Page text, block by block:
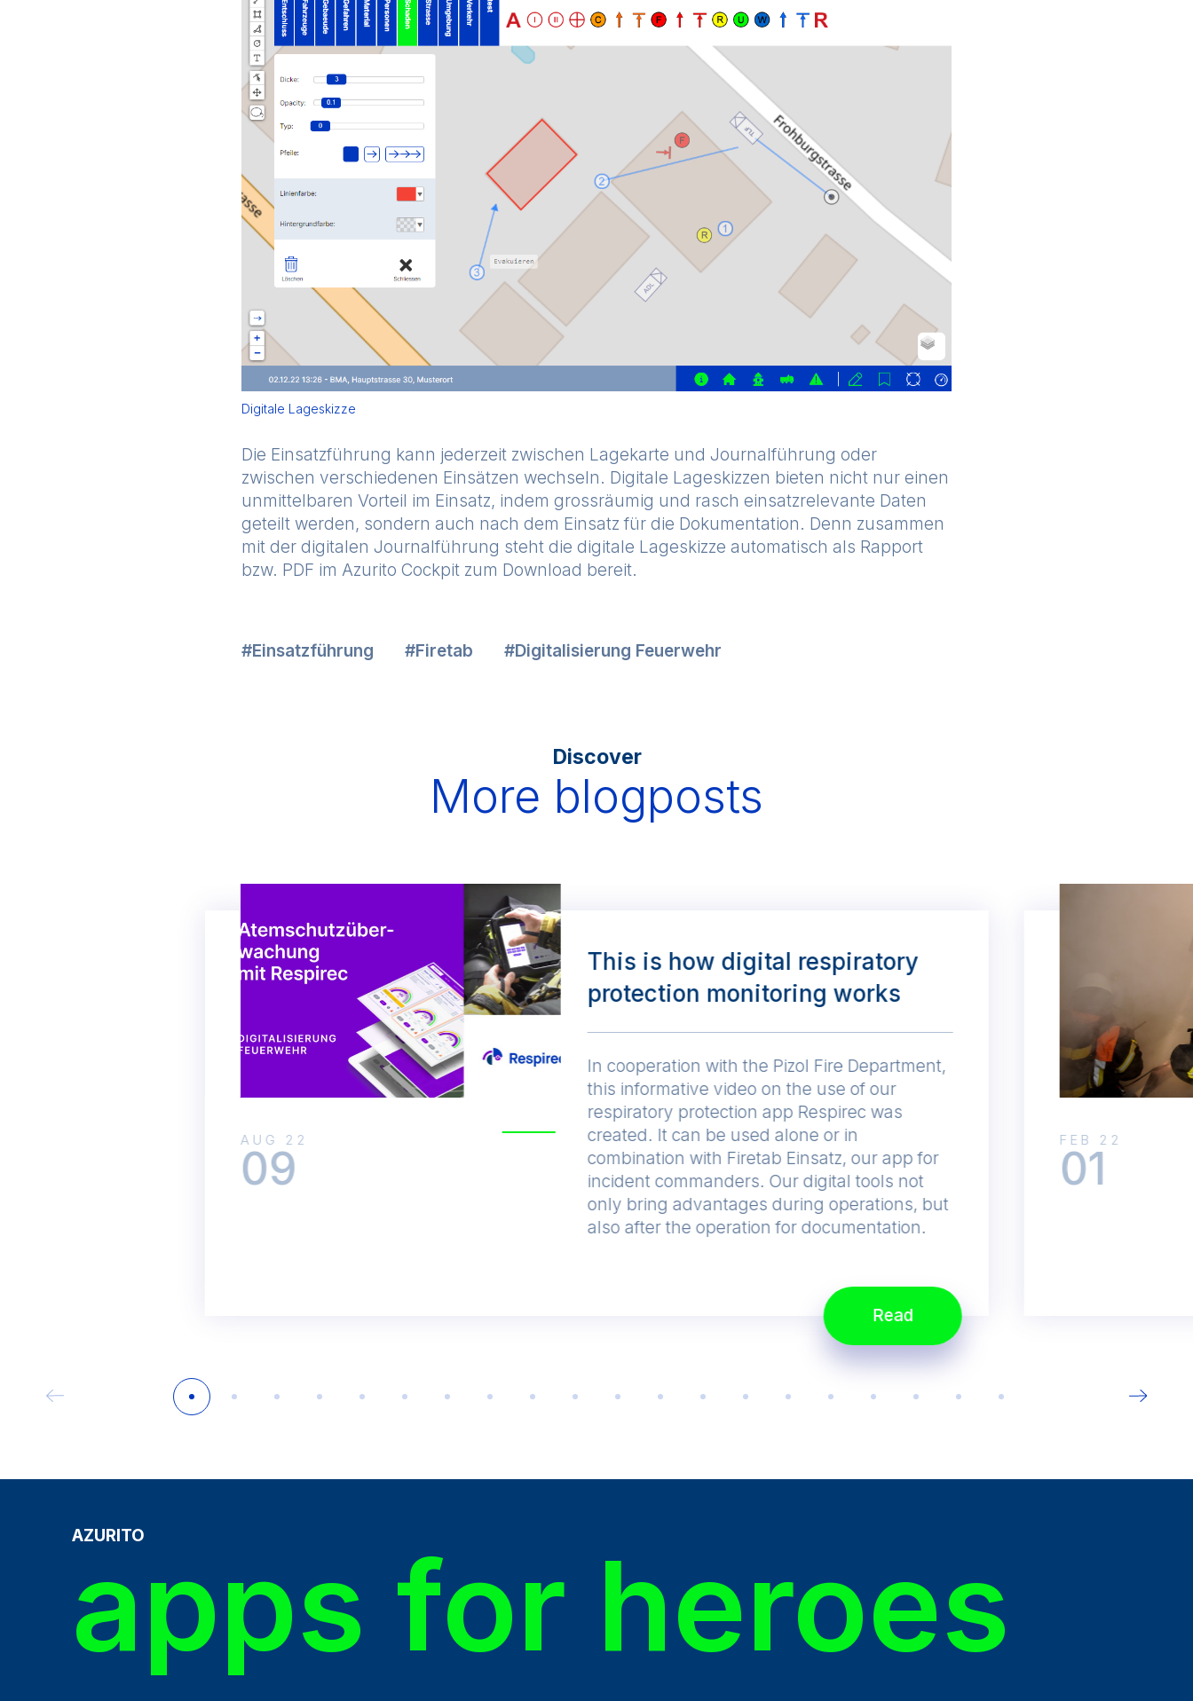
Digitale Lageskizze
Die Einsatzführung kann jederzeit zwischen Lagekarte und Journalführung oder
zwischen verschiedenen Einsätzen wechseln. Digitale Lageskizzen bieten nicht nur einen
unmittelbaren Vorteil im Einsatz, indem grossräumig und rasch einsatzrelevante Daten
geteilt werden, sondern auch nach dem Einsatz für die Dokumentation. Denn zusammen
mit der digitalen Journalführung steht die digitale Lageskizze automatisch als Rapport
bzw. PDF im Azurito Cockpit zum Download bereit.
Einsatzführung Firetab Digitalisierung Feuerwehr
Discover
More blogposts
AUG 22
09
This is how digital respiratory
protection monitoring works
In cooperation with the Pizol Fire Department,
this informative video on the use of our
respiratory protection app Respirec was
created. It can be used alone or in
combination with Firetab Einsatz, our app for
incident commanders. Our digital tools not
only bring advantages during operations, but
also after the operation for documentation.
Read
FEB 22
01
AZURITO
apps for heroes